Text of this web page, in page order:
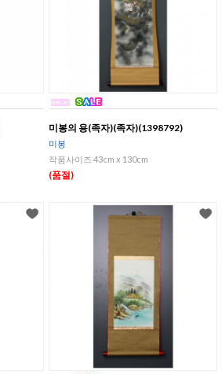
미봉의 용(족자)(족자)(1398792)
미봉
작품사이즈 43cm x 130cm
(품절)